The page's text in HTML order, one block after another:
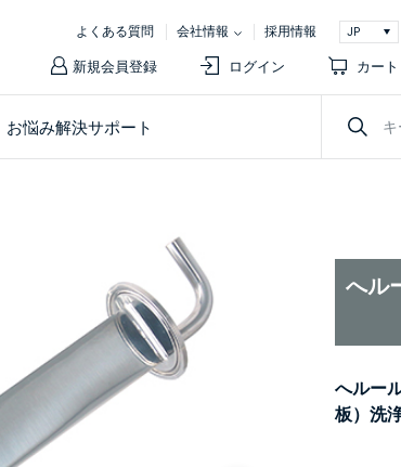
よくある質問 会社情報 採用情報
新規会員登録 ログイン カート
お悩み解決サポート
へル
へルー
板）洗